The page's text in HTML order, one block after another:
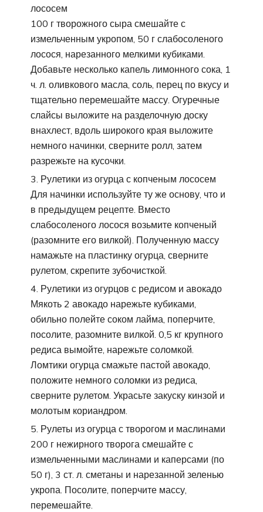
лососем
100 г творожного сыра смешайте с
измельченным укропом, 50 г слабосоленого
лосося, нарезанного мелкими кубиками.
Добавьте несколько капель лимонного сока, 1
ч. л. оливкового масла, соль, перец по вкусу и
тщательно перемешайте массу. Огуречные
слайсы выложите на разделочную доску
внахлест, вдоль широкого края выложите
немного начинки, сверните ролл, затем
разрежьте на кусочки.
Рулетики из огурца с копченым лососем
Для начинки используйте ту же основу, что и
в предыдущем рецепте. Вместо
слабосоленого лосося возьмите копченый
(разомните его вилкой). Полученную массу
намажьте на пластинку огурца, сверните
рулетом, скрепите зубочисткой.
Рулетики из огурцов с редисом и авокадо
Мякоть 2 авокадо нарежьте кубиками,
обильно полейте соком лайма, поперчите,
посолите, разомните вилкой. 0,5 кг крупного
редиса вымойте, нарежьте соломкой.
Ломтики огурца смажьте пастой авокадо,
положите немного соломки из редиса,
сверните рулетом. Украсьте закуску кинзой и
молотым кориандром.
Рулеты из огурца с творогом и маслинами
200 г нежирного творога смешайте с
измельченными маслинами и каперсами (по
50 г), 3 ст. л. сметаны и нарезанной зеленью
укропа. Посолите, поперчите массу,
перемешайте.